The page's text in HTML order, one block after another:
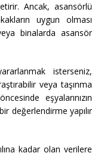
Ancak, asansörlü
uygun olması
binalarda asansör
isterseniz,
veya taşınma
eşyalarınızın
değerlendirme yapılır
kadar olan verilere